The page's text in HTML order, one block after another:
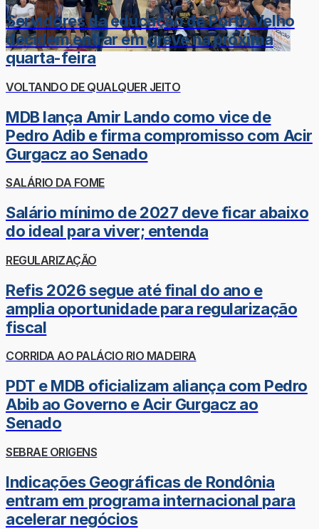
Servidores da educação de Porto Velho
decidem entrar em greve na próxima
quarta-feira
VOLTANDO DE QUALQUER JEITO
MDB lança Amir Lando como vice de
Pedro Adib e firma compromisso com Acir
Gurgacz ao Senado
SALÁRIO DA FOME
Salário mínimo de 2027 deve ficar abaixo
do ideal para viver; entenda
REGULARIZAÇÃO
Refis 2026 segue até final do ano e
amplia oportunidade para regularização
fiscal
CORRIDA AO PALÁCIO RIO MADEIRA
PDT e MDB oficializam aliança com Pedro
Abib ao Governo e Acir Gurgacz ao
Senado
SEBRAE ORIGENS
Indicações Geográficas de Rondônia
entram em programa internacional para
acelerar negócios